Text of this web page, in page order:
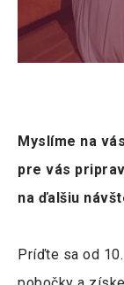
Myslíme na
pre vás
na ďalšiu
Príďte sa od